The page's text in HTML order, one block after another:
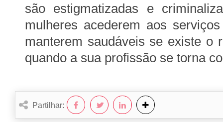
são estigmatizadas e
mulheres acederem aos
manterem saudáveis se existe o
quando a sua profissão se torna
Partilhar: